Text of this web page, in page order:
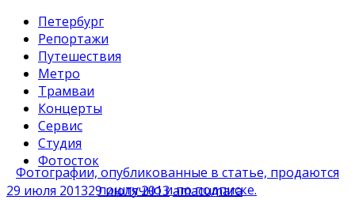
Петербург
Репортажи
Путешествия
Метро
Трамваи
Концерты
Сервис
Студия
Фотосток
29 июля 201329 июля 2013amacumara
Фотографии, опубликованные в статье, продаются
поштучно и по подписке.